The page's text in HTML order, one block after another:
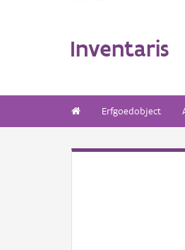
Inventaris
Erfgoedobject